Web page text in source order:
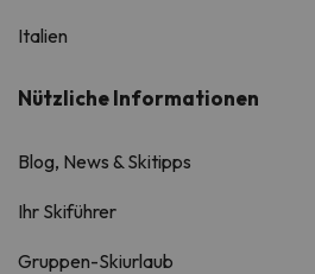
Italien
Nützliche Informationen
Blog, News & Skitipps
Ihr Skiführer
Gruppen-Skiurlaub